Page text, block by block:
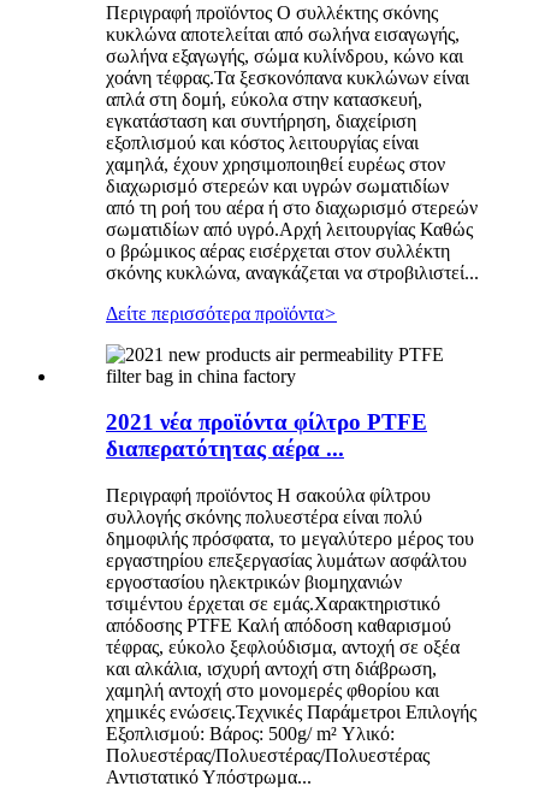
Περιγραφή προϊόντος Ο συλλέκτης σκόνης
κυκλώνα αποτελείται από σωλήνα εισαγωγής,
σωλήνα εξαγωγής, σώμα κυλίνδρου, κώνο και
χοάνη τέφρας.Τα ξεσκονόπανα κυκλώνων είναι
απλά στη δομή, εύκολα στην κατασκευή,
εγκατάσταση και συντήρηση, διαχείριση
εξοπλισμού και κόστος λειτουργίας είναι
χαμηλά, έχουν χρησιμοποιηθεί ευρέως στον
διαχωρισμό στερεών και υγρών σωματιδίων
από τη ροή του αέρα ή στο διαχωρισμό στερεών
σωματιδίων από υγρό.Αρχή λειτουργίας Καθώς
ο βρώμικος αέρας εισέρχεται στον συλλέκτη
σκόνης κυκλώνα, αναγκάζεται να στροβιλιστεί...
Δείτε περισσότερα προϊόντα>
2021 νέα προϊόντα φίλτρο PTFE
διαπερατότητας αέρα ...
Περιγραφή προϊόντος Η σακούλα φίλτρου
συλλογής σκόνης πολυεστέρα είναι πολύ
δημοφιλής πρόσφατα, το μεγαλύτερο μέρος του
εργαστηρίου επεξεργασίας λυμάτων ασφάλτου
εργοστασίου ηλεκτρικών βιομηχανιών
τσιμέντου έρχεται σε εμάς.Χαρακτηριστικό
απόδοσης PTFE Καλή απόδοση καθαρισμού
τέφρας, εύκολο ξεφλούδισμα, αντοχή σε οξέα
και αλκάλια, ισχυρή αντοχή στη διάβρωση,
χαμηλή αντοχή στο μονομερές φθορίου και
χημικές ενώσεις.Τεχνικές Παράμετροι Επιλογής
Εξοπλισμού: Βάρος: 500g/ m² Υλικό:
Πολυεστέρας/Πολυεστέρας/Πολυεστέρας
Αντιστατικό Υπόστρωμα...